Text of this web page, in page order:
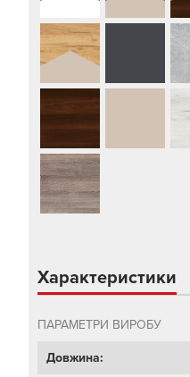
Характеристики
ПАРАМЕТРИ ВИРОБУ
Довжина: